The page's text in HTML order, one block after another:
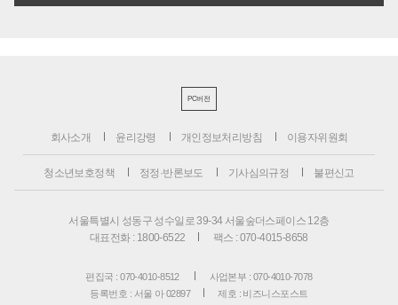
PC버전
회사소개 윤리강령 개인정보처리방침 이용자위원회
청소년보호정책 정정·반론보도 기사심의규정 불편신고
서울특별시 성동구 성수일로 39-34 서울숲더스페이스 12층
대표전화 : 1800-6522
팩스 : 070-4015-8658
편집국 : 070-4010-8512
사업본부 : 070-4010-7078
등록번호 : 서울 아 02897
제호 : 비즈니스포스트